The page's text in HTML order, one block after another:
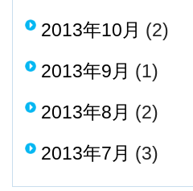
2013年10月 (2)
2013年9月 (1)
2013年8月 (2)
2013年7月 (3)